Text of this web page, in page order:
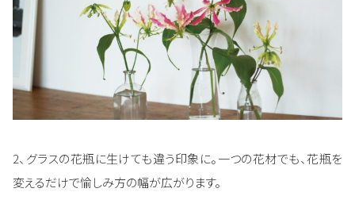
2、グラスの花瓶に生けても違う印象に。一つの花材でも、花瓶を
変えるだけで愉しみ方の幅が広がります。